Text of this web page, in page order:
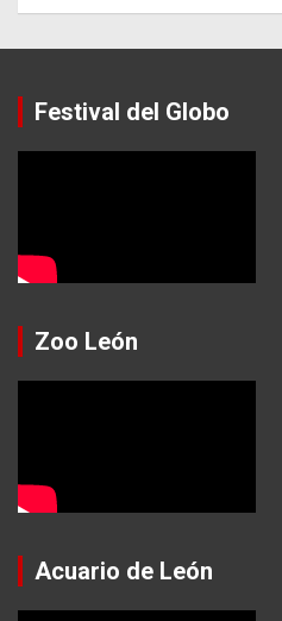
Festival del Globo
Zoo León
Acuario de León